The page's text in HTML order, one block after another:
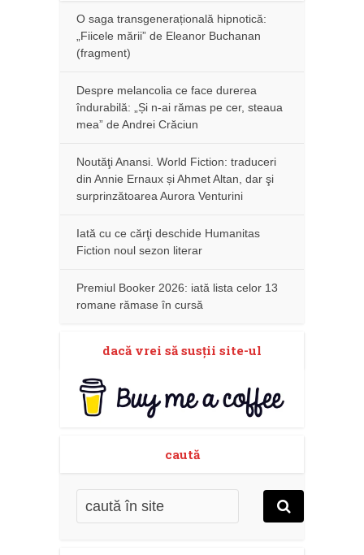
O saga transgenerațională hipnotică:
„Fiicele mării” de Eleanor Buchanan
(fragment)
Despre melancolia ce face durerea
îndurabilă: „Și n-ai rămas pe cer, steaua
mea” de Andrei Crăciun
Noutăţi Anansi. World Fiction: traduceri
din Annie Ernaux și Ahmet Altan, dar şi
surprinzătoarea Aurora Venturini
Iată cu ce cărţi deschide Humanitas
Fiction noul sezon literar
Premiul Booker 2026: iată lista celor 13
romane rămase în cursă
dacă vrei să susţii site-ul
caută